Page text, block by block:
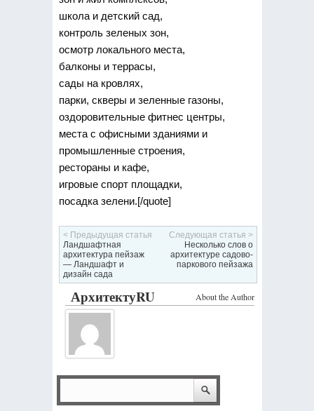
школа и детский сад,
контроль зеленых зон,
осмотр локального места,
балконы и террасы,
сады на кровлях,
парки, скверы и зеленные газоны,
оздоровительные фитнес центры,
места с офисными зданиями и
промышленные строения,
рестораны и кафе,
игровые спорт площадки,
посадка зелени.[/quote]
< Предыдущая статья
Ландшафтная
архитектура пейзаж
— Ландшафт и
дизайн сада
Следующая статья >
Несколько слов о
архитектуре садово-
паркового пейзажа
About the Author
АрхитектуRU